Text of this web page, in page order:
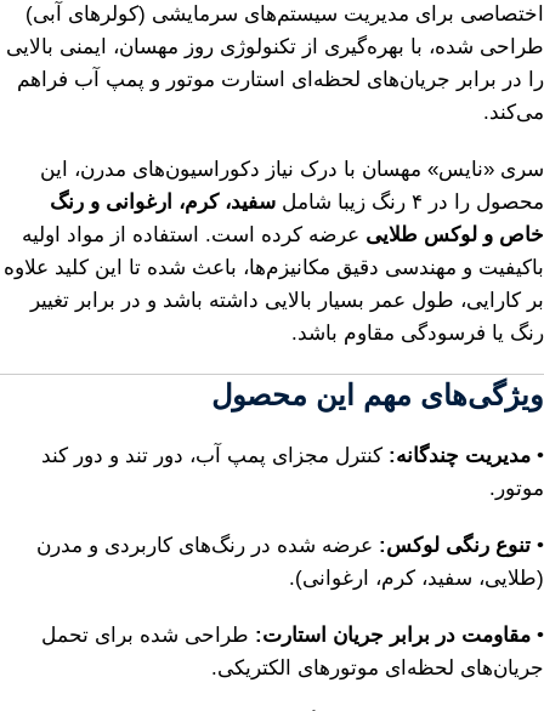
اختصاصی برای مدیریت سیستم‌های سرمایشی (کولرهای آبی)
طراحی شده، با بهره‌گیری از تکنولوژی روز مهسان، ایمنی بالایی
را در برابر جریان‌های لحظه‌ای استارت موتور و پمپ آب فراهم
می‌کند.
سری «نایس» مهسان با درک نیاز دکوراسیون‌های مدرن، این
محصول را در ۴ رنگ زیبا شامل
سفید، کرم، ارغوانی و رنگ
خاص و لوکس طلایی عرضه کرده است. استفاده از مواد اولیه
باکیفیت و مهندسی دقیق مکانیزم‌ها، باعث شده تا این کلید علاوه
بر کارایی، طول عمر بسیار بالایی داشته باشد و در برابر تغییر
رنگ یا فرسودگی مقاوم باشد.
ویژگی‌های مهم این محصول
• مدیریت چندگانه: کنترل مجزای پمپ آب، دور تند و دور کند
موتور.
• تنوع رنگی لوکس: عرضه شده در رنگ‌های کاربردی و مدرن
(طلایی، سفید، کرم، ارغوانی).
• مقاومت در برابر جریان استارت: طراحی شده برای تحمل
جریان‌های لحظه‌ای موتورهای الکتریکی.